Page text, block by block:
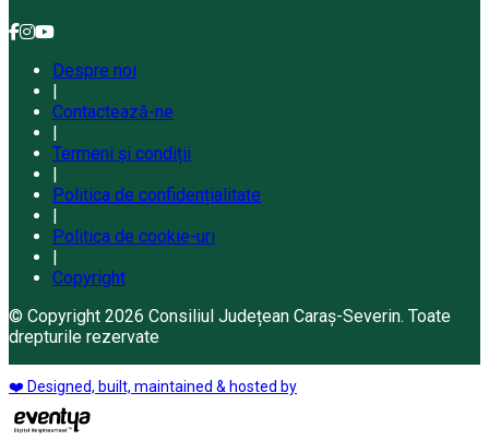
Despre noi
|
Contactează-ne
|
Termeni și condiții
|
Politica de confidențialitate
|
Politica de cookie-uri
|
Copyright
© Copyright 2026 Consiliul Județean Caraș-Severin. Toate
drepturile rezervate
❤️ Designed, built, maintained & hosted by